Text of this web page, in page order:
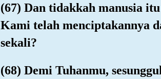
(67) Dan tidakkah manusia
Kami telah menciptakannya
sekali?
(68) Demi Tuhanmu,